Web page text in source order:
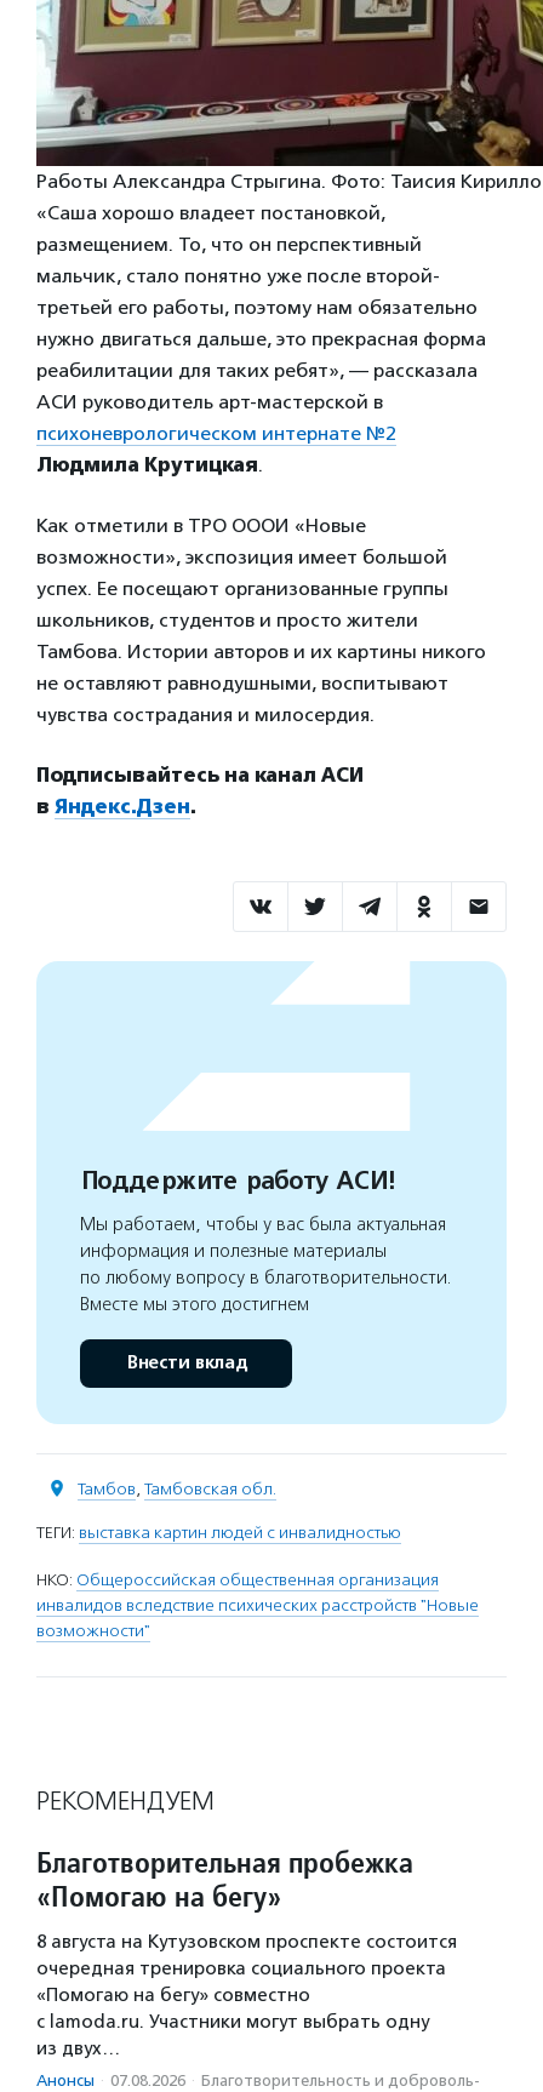
Работы Александра Стрыгина. Фото: Таисия
«Саша хорошо владеет постановкой,
размещением. То, что он перспективный
мальчик, стало понятно уже после второй-
третьей его работы, поэтому нам обязательно
нужно двигаться дальше, это прекрасная форма
реабилитации для таких ребят», — рассказала
АСИ руководитель арт-мастерской в
психоневрологическом интернате №2
Людмила Крутицкая.
Как отметили в ТРО ОООИ «Новые
возможности», экспозиция имеет большой
успех. Ее посещают организованные группы
школьников, студентов и просто жители
Тамбова. Истории авторов и их картины никого
не оставляют равнодушными, воспитывают
чувства сострадания и милосердия.
Подписывайтесь на канал АСИ
в Яндекс.Дзен.
Поддержите работу АСИ!
Мы работаем, чтобы у вас была актуальная
информация и полезные материалы
по любому вопросу в благотворительности.
Вместе мы этого достигнем
Внести вклад
Тамбов, Тамбовская обл.
ТЕГИ: выставка картин людей с инвалидностью
НКО: Общероссийская общественная организация
инвалидов вследствие психических расстройств "Новые
возможности"
РЕКОМЕНДУЕМ
Благотворительная пробежка
«Помогаю на бегу»
8 августа на Кутузовском проспекте состоится
очередная тренировка социального проекта
«Помогаю на бегу» совместно
с lamoda.ru. Участники могут выбрать одну
из двух…
Анонсы · 07.08.2026 · Благотвори­тель­ность и доброволь­